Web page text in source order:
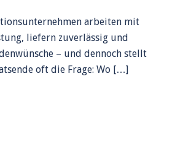
arbeiten mit
liefern zuverlässig und
– und dennoch stellt
oft die Frage: Wo […]